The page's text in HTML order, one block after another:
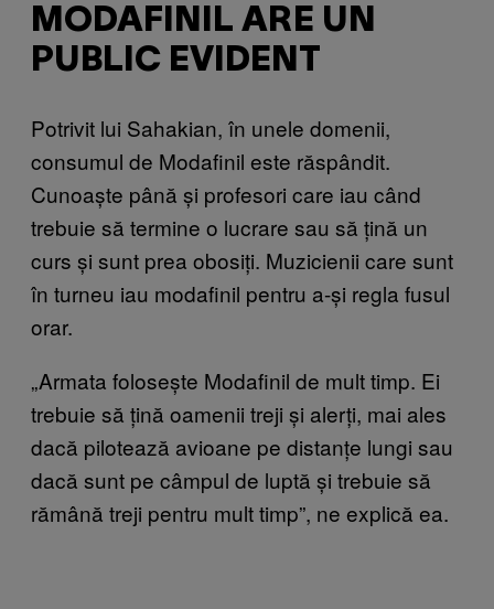
MODAFINIL ARE UN
PUBLIC EVIDENT
Potrivit lui Sahakian, în unele domenii,
consumul de Modafinil este răspândit.
Cunoaște până și profesori care iau când
trebuie să termine o lucrare sau să țină un
curs și sunt prea obosiți. Muzicienii care sunt
în turneu iau modafinil pentru a-și regla fusul
orar.
„Armata folosește Modafinil de mult timp. Ei
trebuie să țină oamenii treji și alerți, mai ales
dacă pilotează avioane pe distanțe lungi sau
dacă sunt pe câmpul de luptă și trebuie să
rămână treji pentru mult timp”, ne explică ea.